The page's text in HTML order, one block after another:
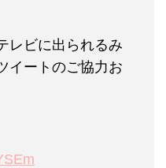
レビに出られるみ
イートのご協力お